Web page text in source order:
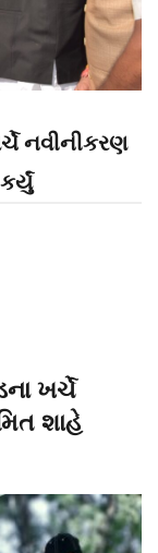
નવીનીકરણ
ખર્ચે
શાહે